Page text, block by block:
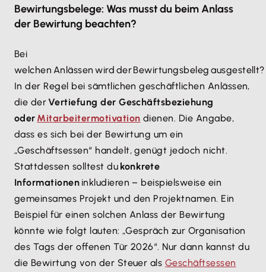
Bewirtungsbelege: Was musst du beim Anlass
der Bewirtung beachten?
Bei
welchen Anlässen wird der Bewirtungsbeleg ausgestellt?
In der Regel bei sämtlichen geschäftlichen Anlässen,
die der Vertiefung der Geschäftsbeziehung
oder Mitarbeitermotivation dienen. Die Angabe,
dass es sich bei der Bewirtung um ein
„Geschäftsessen“ handelt, genügt jedoch nicht.
Stattdessen solltest du konkrete
Informationen inkludieren – beispielsweise ein
gemeinsames Projekt und den Projektnamen. Ein
Beispiel für einen solchen Anlass der Bewirtung
könnte wie folgt lauten: „Gespräch zur Organisation
des Tags der offenen Tür 2026“. Nur dann kannst du
die Bewirtung von der Steuer als Geschäftsessen